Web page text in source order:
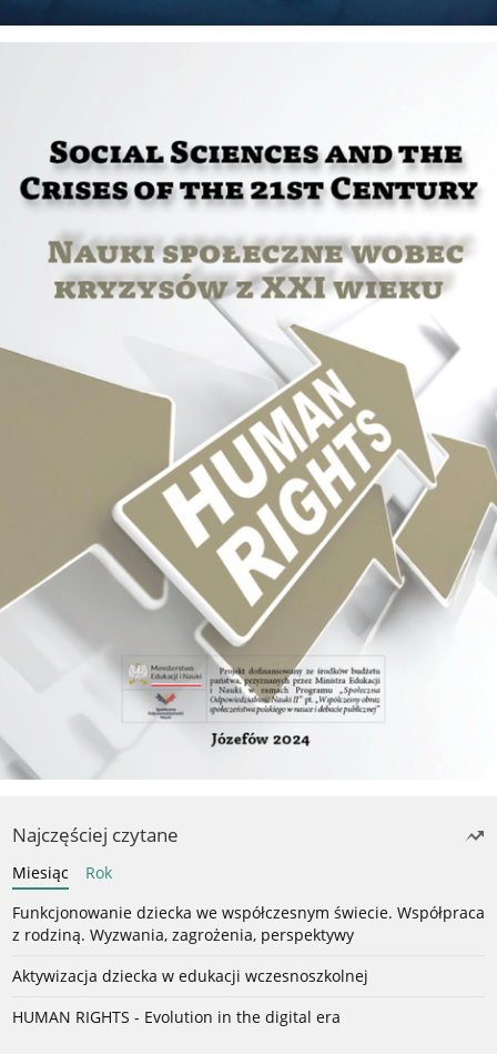
Najczęściej czytane
Miesiąc
Rok
Funkcjonowanie dziecka we współczesnym świecie. Współpraca
z rodziną. Wyzwania, zagrożenia, perspektywy
Aktywizacja dziecka w edukacji wczesnoszkolnej
HUMAN RIGHTS - Evolution in the digital era